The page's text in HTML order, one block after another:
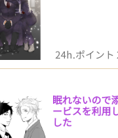
24h.ポイン
眠れないので
ービスを利用
した